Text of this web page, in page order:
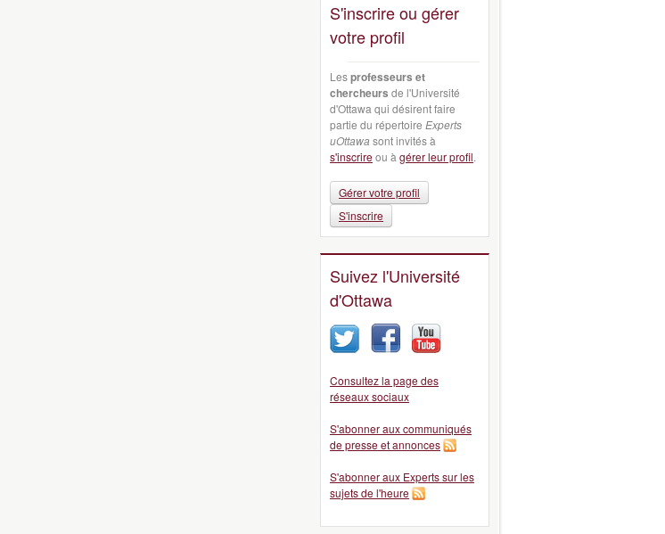
S'inscrire ou gérer
votre profil
Lesprofesseurs et
chercheurs de l'Université
d'Ottawa qui désirent faire
partie du répertoire Experts
uOttawa sont invités à
s'inscrireou à gérer leur profil.
Gérer votre profil
S'inscrire
Suivez l'Université
d'Ottawa
Consultez la page des
réseaux sociaux
S'abonner aux communiqués
de presse et annonces
S'abonner aux Experts sur les
sujets de l'heure